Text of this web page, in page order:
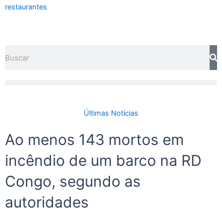
restaurantes
Últimas Notícias
Ao menos 143 mortos em
incêndio de um barco na RD
Congo, segundo as
autoridades